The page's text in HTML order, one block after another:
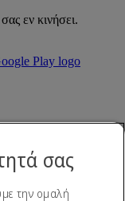
εν κινήσει.
σας
την ομαλή